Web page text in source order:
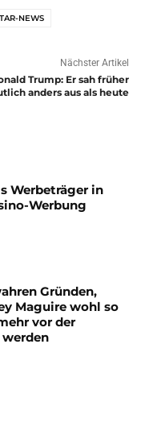
NEWS
Nächster Artikel
Trump: Er sah früher
anders aus als heute
Werbeträger in
Werbung
Gründen,
Maguire wohl so
vor der
werden